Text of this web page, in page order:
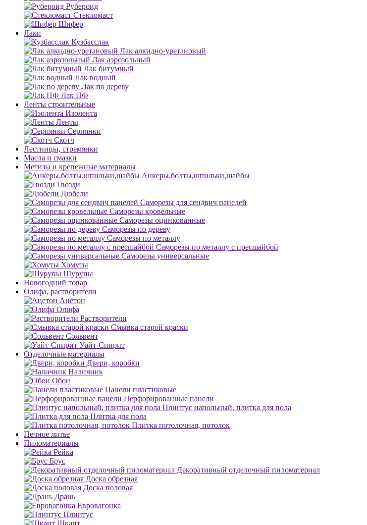
Рубероид
Стекломаст
Шифер
Лаки
Кузбасслак
Лак алкидно-уретановый
Лак аэрозольный
Лак битумный
Лак водный
Лак по дереву
Лак ПФ
Ленты строительные
Изолента
Ленты
Серпянки
Скотч
Лестницы, стремянки
Масла и смазки
Метизы и крепежные материалы
Анкеры,болты,шпильки,шайбы
Гвозди
Дюбели
Саморезы для сендвич панелей
Саморезы кровельные
Саморезы оцинкованные
Саморезы по дереву
Саморезы по металлу
Саморезы по металлу с пресшайбой
Саморезы универсальные
Хомуты
Шурупы
Новогодний товар
Олифа, растворители
Ацетон
Олифа
Растворители
Смывка старой краски
Сольвент
Уайт-Спирит
Отделочные материалы
Двери, коробки
Наличник
Обои
Панели пластиковые
Перфорированные панели
Плинтус напольный, плитка для пола
Плитка для пола
Плитка потолочная, потолок
Печное литье
Пиломатериалы
Рейка
Брус
Декоративный отделочный пиломатериал
Доска обрезная
Доска половая
Дрань
Евровагонка
Плинтус
Шкант